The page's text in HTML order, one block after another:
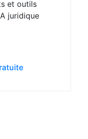
et outils
juridique